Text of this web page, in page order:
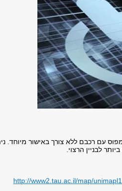
עם רכבם ללא צורך באישור מיוחד.
לבניין הרצוי.
http://www2.tau.ac.il/map/